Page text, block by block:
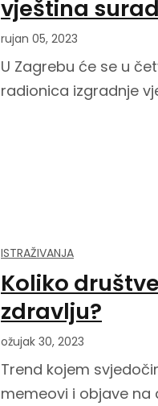
vještina
rujan 05, 2023
U Zagrebu će se u
radionica izgradnje
ISTRAŽIVANJA
Koliko
zdravlju?
ožujak 30, 2023
Trend kojem
memeovi i objave